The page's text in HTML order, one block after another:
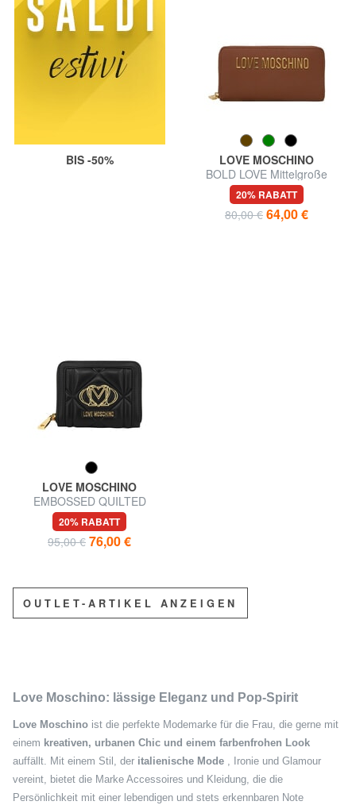
BIS -50%
LOVE MOSCHINO
BOLD LOVE Mittelgroße
Geldbörse mit Reißverschluss
20% RABATT
80,00 € 64,00 €
LOVE MOSCHINO
EMBOSSED QUILTED
Mittelgroße Geldbörse mit
Reißverschluss
20% RABATT
95,00 € 76,00 €
OUTLET-ARTIKEL ANZEIGEN
Love Moschino: lässige Eleganz und Pop-Spirit
Love Moschino ist die perfekte Modemarke für die Frau, die gerne mit
einem kreativen, urbanen Chic und einem farbenfrohen Look
auffällt. Mit einem Stil, der italienische Mode , Ironie und Glamour
vereint, bietet die Marke Accessoires und Kleidung, die die
Persönlichkeit mit einer lebendigen und stets erkennbaren Note